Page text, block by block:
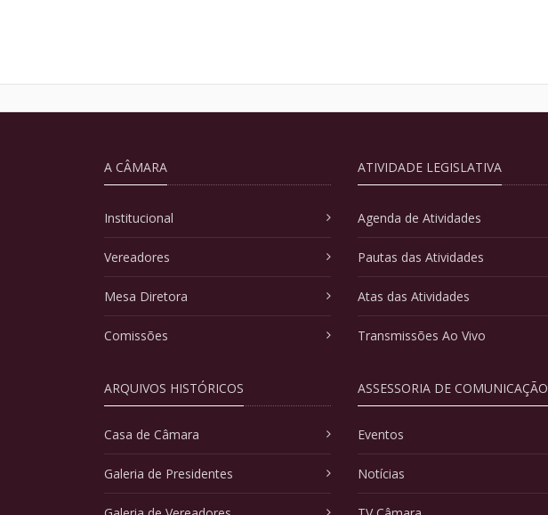
A CÂMARA
Institucional
Vereadores
Mesa Diretora
Comissões
ARQUIVOS HISTÓRICOS
Casa de Câmara
Galeria de Presidentes
ATIVIDADE LEGISLATIVA
Agenda de Atividades
Pautas das Atividades
Atas das Atividades
Transmissões Ao Vivo
ASSESSORIA DE COMUNICAÇÃO
Eventos
Notícias